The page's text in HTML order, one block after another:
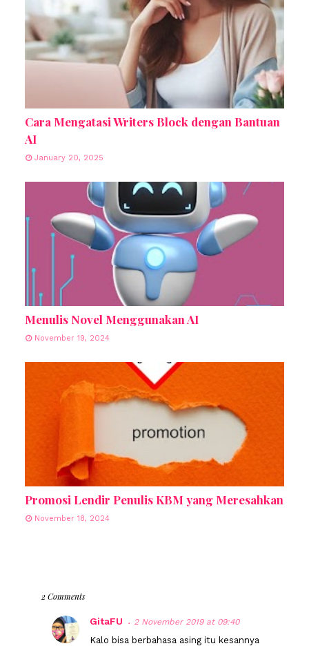
Cara Mengatasi Writers Block dengan Bantuan
AI
January 20, 2025
Menulis Novel Menggunakan AI
November 19, 2024
Promosi Lendir Penulis KBM yang Meresahkan
November 18, 2024
2 Comments
GitaFU 2 November 2019 at 09:40
Kalo bisa berbahasa asing itu kesannya